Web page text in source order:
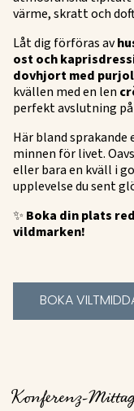
värme, skratt och
Låt dig förföras av
ost och
dovhjort med
kvällen med en len
perfekt avslutning
Här bland
minnen för livet.
eller bara en kväll i
upplevelse du sent
✨ Boka din plats
vildmarken!
BOKA
Konferenz-